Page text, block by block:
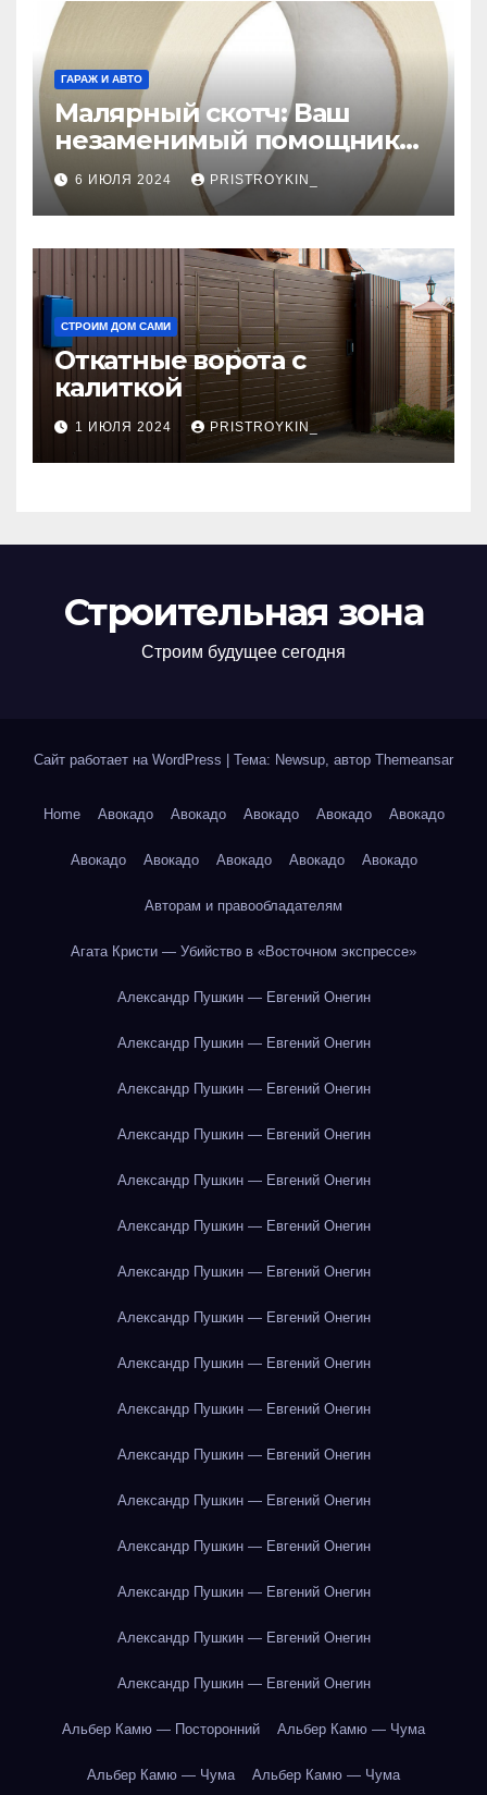
ГАРАЖ И АВТО
Малярный скотч: Ваш
незаменимый помощник
при ремонтных работах
6 ИЮЛЯ 2024 PRISTROYKIN_
СТРОИМ ДОМ САМИ
Откатные ворота с
калиткой
1 ИЮЛЯ 2024 PRISTROYKIN_
Строительная зона
Строим будущее сегодня
Сайт работает на WordPress | Тема: Newsup, автор Themeansar
Home Авокадо Авокадо Авокадо Авокадо Авокадо
Авокадо Авокадо Авокадо Авокадо Авокадо
Авторам и правообладателям
Агата Кристи — Убийство в «Восточном экспрессе»
Александр Пушкин — Евгений Онегин
Александр Пушкин — Евгений Онегин
Александр Пушкин — Евгений Онегин
Александр Пушкин — Евгений Онегин
Александр Пушкин — Евгений Онегин
Александр Пушкин — Евгений Онегин
Александр Пушкин — Евгений Онегин
Александр Пушкин — Евгений Онегин
Александр Пушкин — Евгений Онегин
Александр Пушкин — Евгений Онегин
Александр Пушкин — Евгений Онегин
Александр Пушкин — Евгений Онегин
Александр Пушкин — Евгений Онегин
Александр Пушкин — Евгений Онегин
Александр Пушкин — Евгений Онегин
Александр Пушкин — Евгений Онегин
Альбер Камю — Посторонний Альбер Камю — Чума
Альбер Камю — Чума Альбер Камю — Чума